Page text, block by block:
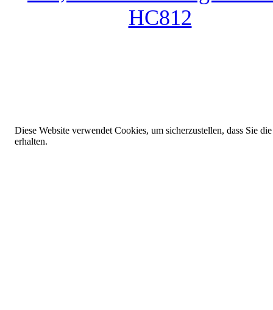
Diese Website verwendet Cookies, um sicherzustellen, dass Sie
erhalten.